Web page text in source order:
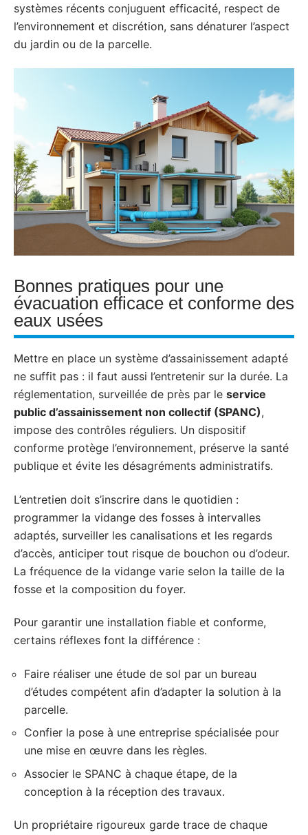
systèmes récents conjuguent efficacité, respect de
l’environnement et discrétion, sans dénaturer l’aspect
du jardin ou de la parcelle.
Bonnes pratiques pour une
évacuation efficace et conforme des
eaux usées
Mettre en place un système d’assainissement adapté
ne suffit pas : il faut aussi l’entretenir sur la durée. La
réglementation, surveillée de près par le service
public d’assainissement non collectif (SPANC),
impose des contrôles réguliers. Un dispositif
conforme protège l’environnement, préserve la santé
publique et évite les désagréments administratifs.
L’entretien doit s’inscrire dans le quotidien :
programmer la vidange des fosses à intervalles
adaptés, surveiller les canalisations et les regards
d’accès, anticiper tout risque de bouchon ou d’odeur.
La fréquence de la vidange varie selon la taille de la
fosse et la composition du foyer.
Pour garantir une installation fiable et conforme,
certains réflexes font la différence :
Faire réaliser une étude de sol par un bureau
d’études compétent afin d’adapter la solution à la
parcelle.
Confier la pose à une entreprise spécialisée pour
une mise en œuvre dans les règles.
Associer le SPANC à chaque étape, de la
conception à la réception des travaux.
Un propriétaire rigoureux garde trace de chaque